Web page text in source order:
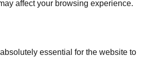
affect your browsing experience.
essential for the website to